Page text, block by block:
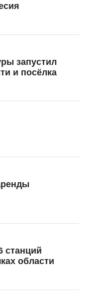
запустил
и посёлка
станций
области